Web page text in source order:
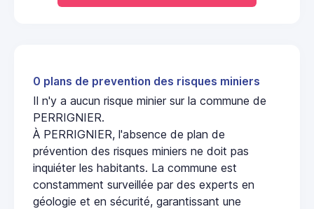
0 plans de prevention des risques miniers
Il n'y a aucun risque minier sur la commune de
PERRIGNIER.
À PERRIGNIER, l'absence de plan de
prévention des risques miniers ne doit pas
inquiéter les habitants. La commune est
constamment surveillée par des experts en
géologie et en sécurité, garantissant une